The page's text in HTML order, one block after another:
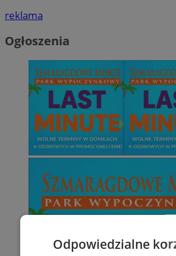
reklama
Ogłoszenia
Odpowiedzialne